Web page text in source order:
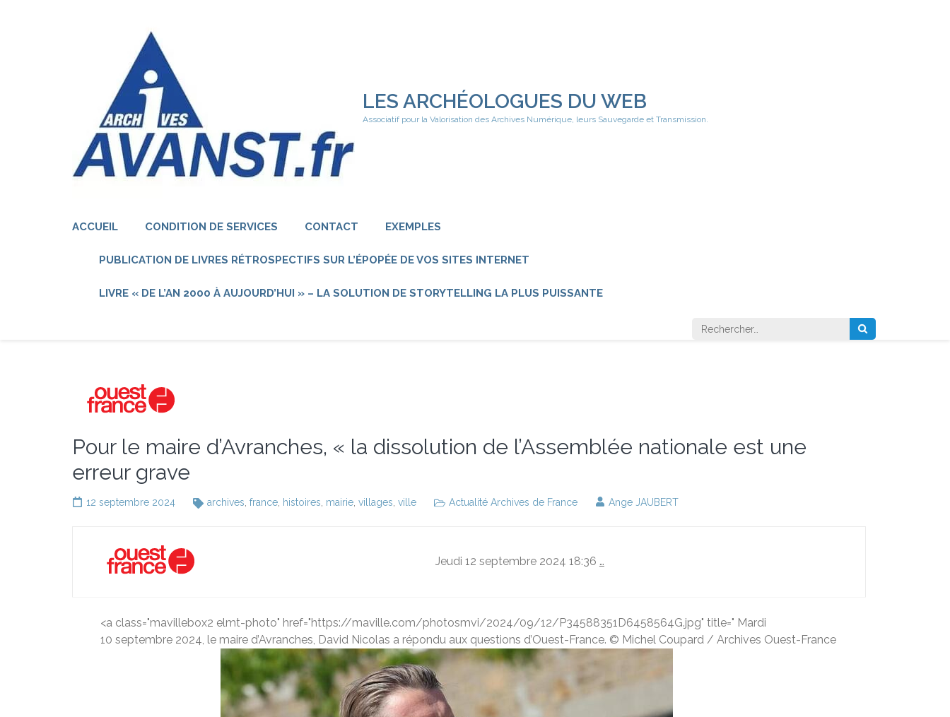
LES ARCHÉOLOGUES DU WEB
Associatif pour la Valorisation des Archives Numérique, leurs Sauvegarde et Transmission.
ACCUEIL CONDITION DE SERVICES CONTACT EXEMPLES
PUBLICATION DE LIVRES RÉTROSPECTIFS SUR L’ÉPOPÉE DE VOS SITES INTERNET
LIVRE « DE L’AN 2000 À AUJOURD’HUI » – LA SOLUTION DE STORYTELLING LA PLUS PUISSANTE
Rechercher :
Pour le maire d’Avranches, « la dissolution de l’Assemblée nationale est une
erreur grave
12 septembre 2024 archives france histoires mairie villages ville Actualité Archives de France Ange JAUBERT
Jeudi 12 septembre 2024 18:36 …
<a class="mavillebox2 elmt-photo" href="https://maville.com/photosmvi/2024/09/12/P34588351D6458564G.jpg" title=" Mardi
10 septembre 2024, le maire d’Avranches, David Nicolas a répondu aux questions d’Ouest-France. © Michel Coupard / Archives Ouest-France